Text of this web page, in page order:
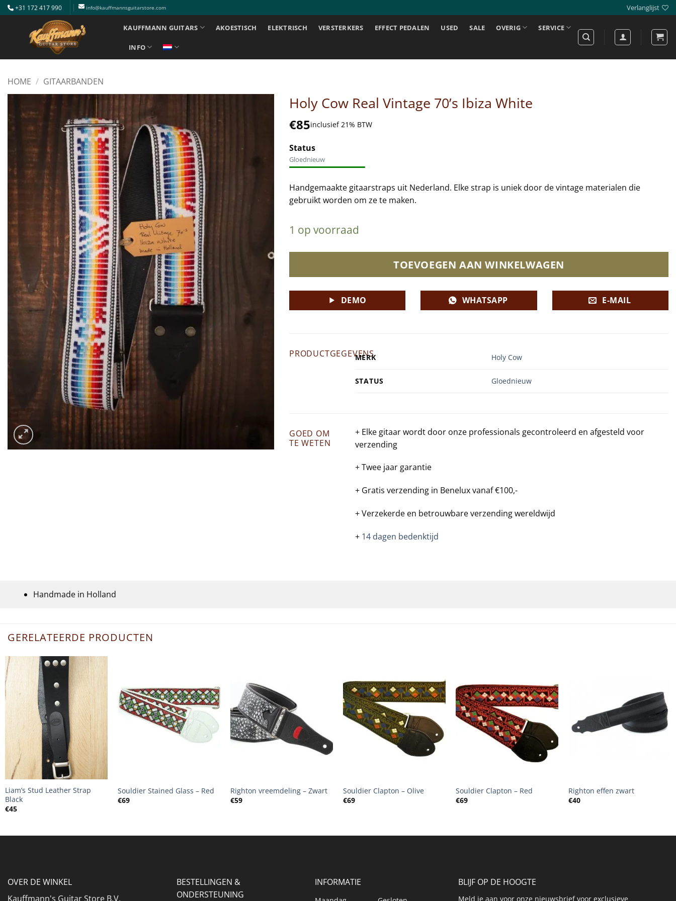
Ga
naar
+31 172 417 990 info@kauffmannsguitarstore.com Verlanglijst
KAUFFMANN GUITARS AKOESTISCH ELEKTRISCH VERSTERKERS EFFECT PEDALEN USED SALE OVERIG SERVICE
INFO
HOME / GITAARBANDEN
Holy Cow Real Vintage 70’s Ibiza White
€85inclusief 21% BTW
Status
Gloednieuw
Handgemaakte gitaarstraps uit Nederland. Elke strap is uniek door de vintage materialen die
gebruikt worden om ze te maken.
1 op voorraad
TOEVOEGEN AAN WINKELWAGEN
DEMO WHATSAPP E-MAIL
PRODUCTGEGEVENS
MERK Holy Cow
STATUS Gloednieuw
GOED OM
TE WETEN
+ Elke gitaar wordt door onze professionals gecontroleerd en afgesteld voor
verzending
+ Twee jaar garantie
+ Gratis verzending in Benelux vanaf €100,-
+ Verzekerde en betrouwbare verzending wereldwijd
+ 14 dagen bedenktijd
Handmade in Holland
GERELATEERDE PRODUCTEN
Liam’s Stud Leather Strap
Black
€45
Souldier Stained Glass – Red
€69
Righton vreemdeling – Zwart
€59
Souldier Clapton – Olive
€69
Souldier Clapton – Red
€69
Righton effen zwart
€40
OVER DE WINKEL
Kauffmann's Guitar Store B.V.
BESTELLINGEN &
ONDERSTEUNING
INFORMATIE BLIJF OP DE HOOGTE
Meld je aan voor onze nieuwsbrief voor exclusieve